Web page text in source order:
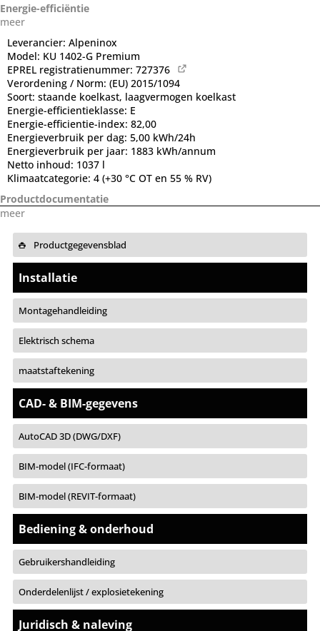
Energie-efficiëntie
meer
Leverancier: Alpeninox
Model: KU 1402-G Premium
EPREL registratienummer: 727376
Verordening / Norm: (EU) 2015/1094
Soort: staande koelkast, laagvermogen koelkast
Energie-efficientieklasse: E
Energie-efficientie-index: 82,00
Energieverbruik per dag: 5,00 kWh/24h
Energieverbruik per jaar: 1883 kWh/annum
Netto inhoud: 1037 l
Klimaatcategorie: 4 (+30 °C OT en 55 % RV)
Productdocumentatie
meer
Productgegevensblad
Installatie
Montagehandleiding
Elektrisch schema
maatstaftekening
CAD- & BIM-gegevens
AutoCAD 3D (DWG/DXF)
BIM-model (IFC-formaat)
BIM-model (REVIT-formaat)
Bediening & onderhoud
Gebruikershandleiding
Onderdelenlijst / explosietekening
Juridisch & naleving